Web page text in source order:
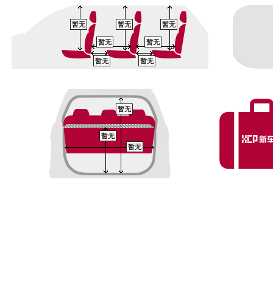
暂无 暂无 暂无
暂无
暂无 暂无
暂无
暂无
暂无
暂无